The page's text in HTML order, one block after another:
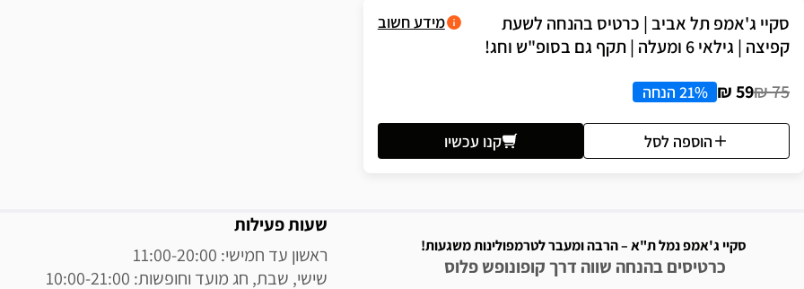
סקיי ג'אמפ תל אביב | כרטיס בהנחה לשעת
קפיצה | גילאי 6 ומעלה | תקף גם בסופ"ש וחג!
מידע חשוב
75 ₪
59 ₪ 21% הנחה
הוספה לסל קנו עכשיו
סקיי ג'אמפ נמל ת"א – הרבה ומעבר לטרמפולינות משגעות!
כרטיסים בהנחה שווה דרך קופונופש פלוס
מידע נוסף
שעות פעילות